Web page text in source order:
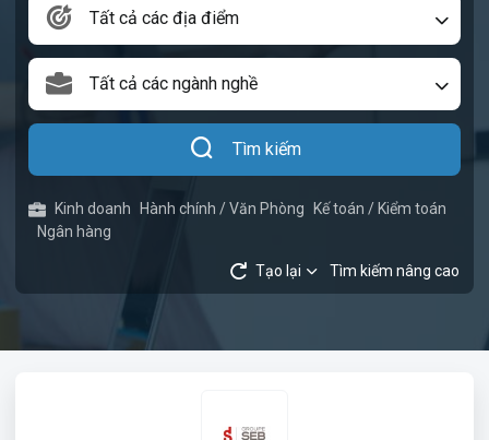
Tất cả các địa điểm
Tất cả các ngành nghề
Tìm kiếm
Kinh doanh Hành chính / Văn Phòng
Kế toán / Kiểm toán
Ngân hàng
Tạo lại Tìm kiếm nâng cao